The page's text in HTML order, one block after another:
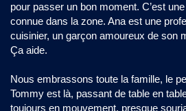
pour passer un bon moment. C’est
connue dans la zone. Ana est une
cuisinier, un garçon amoureux de son
Ça aide.
Nous embrassons toute la famille, le
Tommy est là, passant de table en
toujours en mouvement, presque